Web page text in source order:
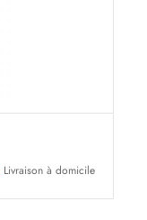
Livraison à domicile